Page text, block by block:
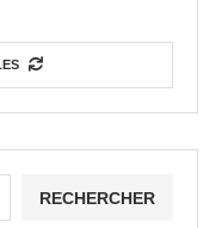
RECHERCHER